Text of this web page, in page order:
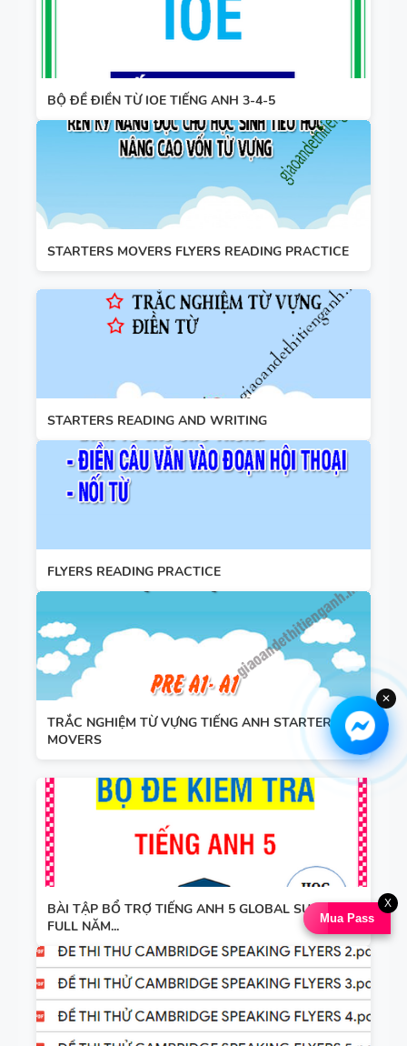
BỘ ĐỀ ĐIỀN TỪ IOE TIẾNG ANH 3-4-5
STARTERS MOVERS FLYERS READING PRACTICE
STARTERS READING AND WRITING
FLYERS READING PRACTICE
TRẮC NGHIỆM TỪ VỰNG TIẾNG ANH STARTERS -
MOVERS
BÀI TẬP BỔ TRỢ TIẾNG ANH 5 GLOBAL SUCCESS
FULL NĂM...
Mua Pass
X
✕